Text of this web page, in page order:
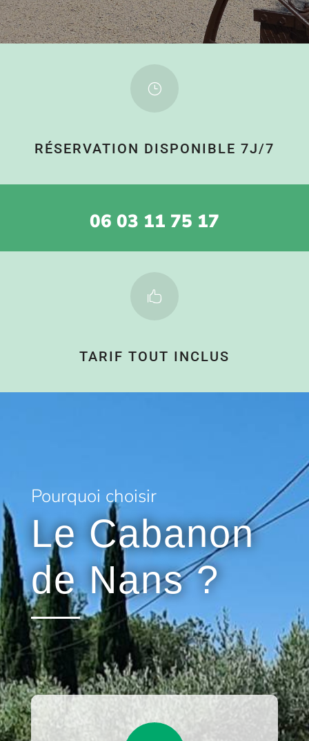
}
RÉSERVATION DISPONIBLE 7J/7
06 03 11 75 17

TARIF TOUT INCLUS
Pourquoi choisir
Le Cabanon
de Nans ?